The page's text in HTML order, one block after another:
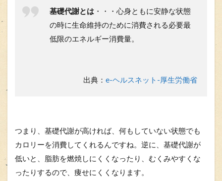
基礎代謝とは ・・・心身ともに安静な状態
の時に生命維持のために消費される必要最
低限のエネルギー消費量。
出典： e-ヘルスネット-厚生労働省
つまり、基礎代謝が高ければ、何もしていない状態でも
カロリーを消費してくれるんですね。逆に、基礎代謝が
低いと、脂肪を燃焼しにくくなったり、むくみやすくな
ったりするので、痩せにくくなります。